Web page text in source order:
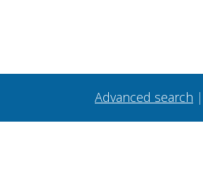
Advanced search |